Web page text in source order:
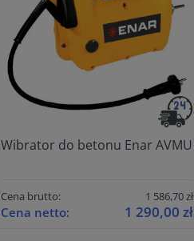
Wibrator do betonu Enar AVMU
Cena brutto: 1 586,70 zł
Cena netto: 1 290,00 zł